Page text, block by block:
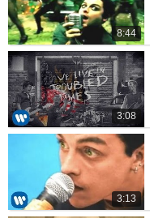
8:44
3:08
3:13